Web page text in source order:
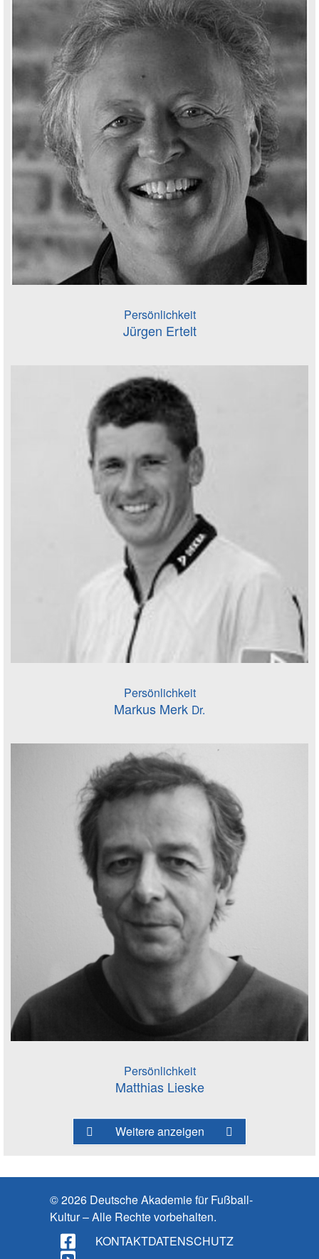
Persönlichkeit
Jürgen Ertelt
Persönlichkeit
Markus Merk Dr.
Persönlichkeit
Matthias Lieske
Weitere anzeigen
© 2026 Deutsche Akademie für Fußball-
Kultur – Alle Rechte vorbehalten.
KONTAKTDATENSCHUTZ